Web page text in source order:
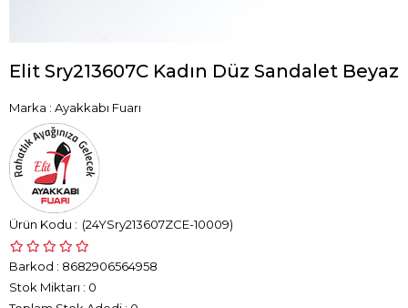
Elit Sry213607C Kadın Düz Sandalet Beyaz
Marka : Ayakkabı Fuarı
(24YSry213607ZCE-10009)
Barkod : 8682906564958
Stok Miktarı : 0